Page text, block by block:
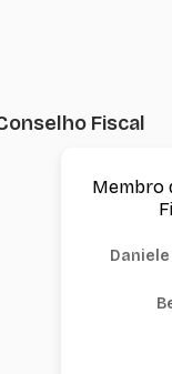
Fiscal
Membro